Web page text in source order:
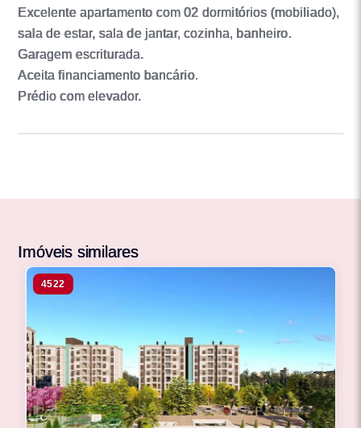
Excelente apartamento com 02 dormitórios (mobiliado),
sala de estar, sala de jantar, cozinha, banheiro.
Garagem escriturada.
Aceita financiamento bancário.
Prédio com elevador.
Imóveis similares
4522